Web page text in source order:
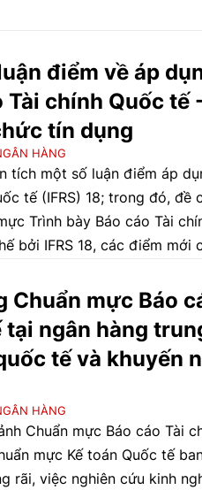
điểm về áp
Tài chính Quốc tế
tín dụng
HÀNG
tích một số luận điểm áp
tế (IFRS) 18; trong đó, đề
Trình bày Báo cáo Tài
bởi IFRS 18, các điểm mới
Chuẩn mực Báo
tại ngân hàng
tế và khuyến
HÀNG
Chuẩn mực Báo cáo Tài
mực Kế toán Quốc tế
rãi, việc nghiên cứu kinh